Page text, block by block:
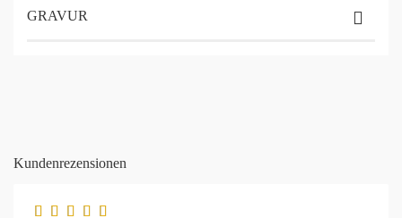
GRAVUR
Kundenrezensionen